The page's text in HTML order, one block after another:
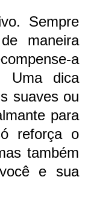
Sempre
maneira
a
Uma dica
suaves ou
para
reforça o
também
e sua